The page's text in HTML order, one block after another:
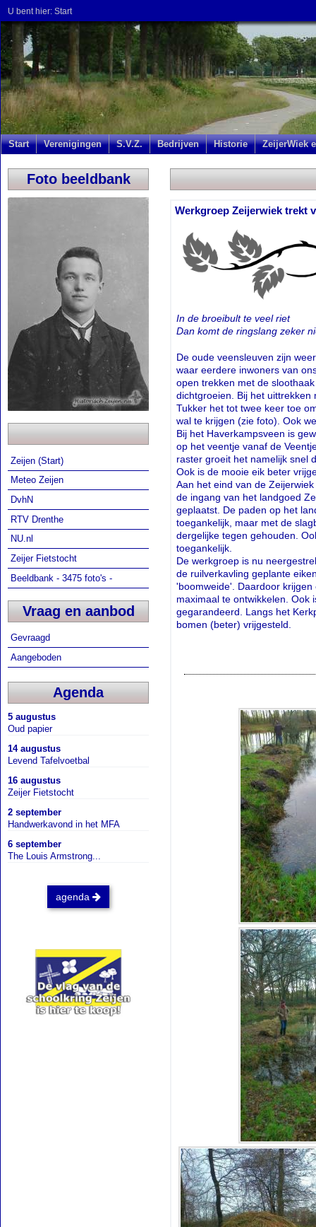
U bent hier: Start
Start Verenigingen S.V.Z. Bedrijven Historie ZeijerWiek
Foto beeldbank
Zeijen (Start)
Meteo Zeijen
DvhN
RTV Drenthe
NU.nl
Zeijer Fietstocht
Beeldbank - 3475 foto's -
Vraag en aanbod
Gevraagd
Aangeboden
Agenda
5 augustus
Oud papier
14 augustus
Levend Tafelvoetbal
16 augustus
Zeijer Fietstocht
2 september
Handwerkavond in het MFA
6 september
The Louis Armstrong...
agenda
Werkgroep Zeijerwiek trekt
In de broeibult te veel riet
Dan komt de ringslang zeker
De oude veensleuven zijn
waar eerdere inwoners van
open trekken met de
dichtgroeien. Bij het
Tukker het tot twee keer toe
wal te krijgen (zie foto). Ook
Bij het Haverkampsveen is
op het veentje vanaf de
raster groeit het namelijk snel
Ook is de mooie eik beter
Aan het eind van de
de ingang van het landgoed
geplaatst. De paden op het
toegankelijk, maar met de
dergelijke tegen gehouden.
toegankelijk.
De werkgroep is nu
de ruilverkavling geplante
'boomweide'. Daardoor
maximaal te ontwikkelen. Ook
gegarandeerd. Langs het
bomen (beter) vrijgesteld.